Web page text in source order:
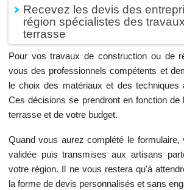
Recevez les devis des
région spécialistes des
terrasse
Pour vos travaux de construction ou de
vous des professionnels compétents et
le choix des matériaux et des techniques
Ces décisions se prendront en fonction de
terrasse et de votre budget.
Quand vous aurez complété le formulaire,
validée puis transmises aux artisans
votre région. Il ne vous restera qu'à
la forme de devis personnalisés et sans